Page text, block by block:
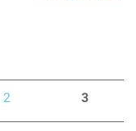
2 3